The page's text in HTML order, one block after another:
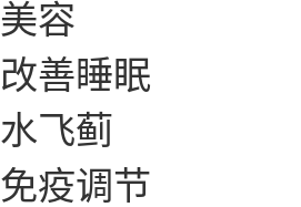
美容
改善睡眠
水飞蓟
免疫调节